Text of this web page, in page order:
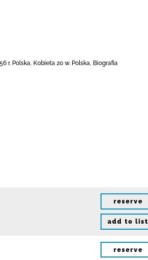
r. Polska, Kobieta 20 w. Polska, Biografia
reserve
add to list
reserve